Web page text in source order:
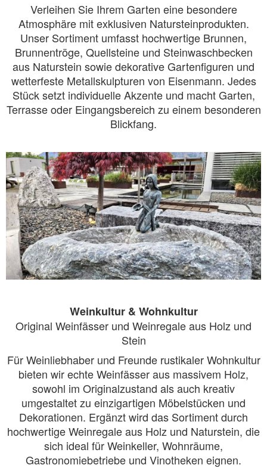
Verleihen Sie Ihrem Garten eine besondere
Atmosphäre mit exklusiven Natursteinprodukten.
Unser Sortiment umfasst hochwertige Brunnen,
Brunnentröge, Quellsteine und Steinwaschbecken
aus Naturstein sowie dekorative Gartenfiguren und
wetterfeste Metallskulpturen von Eisenmann. Jedes
Stück setzt individuelle Akzente und macht Garten,
Terrasse oder Eingangsbereich zu einem besonderen
Blickfang.
Weinkultur & Wohnkultur
Original Weinfässer und Weinregale aus Holz und
Stein
Für Weinliebhaber und Freunde rustikaler Wohnkultur
bieten wir echte Weinfässer aus massivem Holz,
sowohl im Originalzustand als auch kreativ
umgestaltet zu einzigartigen Möbelstücken und
Dekorationen. Ergänzt wird das Sortiment durch
hochwertige Weinregale aus Holz und Naturstein, die
sich ideal für Weinkeller, Wohnräume,
Gastronomiebetriebe und Vinotheken eignen.